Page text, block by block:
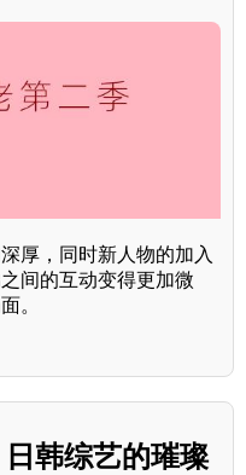
厚，同时新人物的加入
间的互动变得更加微
。
韩综艺的璀璨